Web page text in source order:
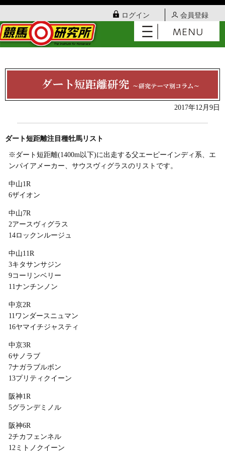
ログイン 会員登録
2017年12月9日
ダート短距離注目種牡馬リスト
※ダート短距離(1400m以下)に出走する父エーピーインディ系、エ
ンパイアメーカー、サウスヴィグラスのリストです。
中山1R
6ザイオン
中山7R
2アースヴィグラス
14ロックンルージュ
中山11R
3キタサンサジン
9コーリンベリー
11ナンチンノン
中京2R
11ワンダースニュマン
16ヤマイチジャスティ
中京3R
6サノラブ
7ナガラブルボン
13プリティクイーン
阪神1R
5グランデミノル
阪神6R
2チカフェンネル
12ミトノクイーン